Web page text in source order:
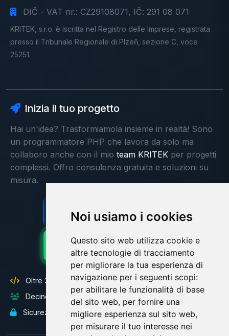
Noi usiamo i cookies
Questo sito web utilizza cookie e
altre tecnologie di tracciamento
per migliorare la tua esperienza di
navigazione per i seguenti scopi:
per abilitare le funzionalità di base
del sito web, per fornire una
migliore esperienza sul sito web,
per misurare il tuo interesse nei
DIČ - VAT nr.: CZ29108071, IČ: 291 08 071
KRITEK, s.r.o. è iscritta nel Registro delle Imprese, registrata
presso il Tribunale Regionale di Plzeň, sezione C, voce
25251.
Inizia il tuo progetto
Hai un'idea? Trasformiamola insieme in realtà! Sono
un programmatore PHP che lavora da solo ma
collaboro anche con il mio team KRITEK per progetti
complessi. Offro consulenza gratuita e soluzioni su
misura.
Consulenza gratuita
WhatsApp
Risposta veloce
Oltre 25 anni di esperienza con PHP e Symfony
Decine di clienti si fidano di me
Sicurezza e best practice